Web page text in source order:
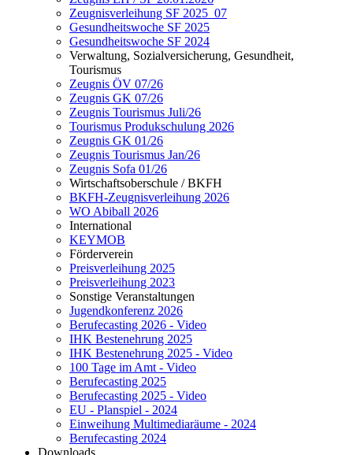
Zeugnisverleihung SF 2025_07
Gesundheitswoche SF 2025
Gesundheitswoche SF 2024
Verwaltung, Sozialversicherung, Gesundheit,
Tourismus
Zeugnis ÖV 07/26
Zeugnis GK 07/26
Zeugnis Tourismus Juli/26
Tourismus Produkschulung 2026
Zeugnis GK 01/26
Zeugnis Tourismus Jan/26
Zeugnis Sofa 01/26
Wirtschaftsoberschule / BKFH
BKFH-Zeugnisverleihung 2026
WO Abiball 2026
International
KEYMOB
Förderverein
Preisverleihung 2025
Preisverleihung 2023
Sonstige Veranstaltungen
Jugendkonferenz 2026
Berufecasting 2026 - Video
IHK Bestenehrung 2025
IHK Bestenehrung 2025 - Video
100 Tage im Amt - Video
Berufecasting 2025
Berufecasting 2025 - Video
EU - Planspiel - 2024
Einweihung Multimediaräume - 2024
Berufecasting 2024
Downloads